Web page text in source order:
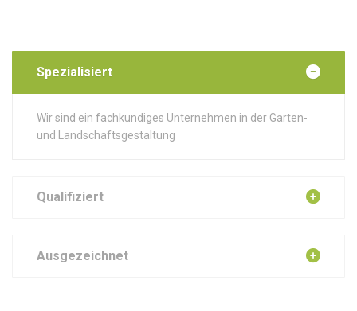
Spezialisiert
Wir sind ein fachkundiges Unternehmen in der Garten-
und Landschaftsgestaltung
Qualifiziert
Ausgezeichnet